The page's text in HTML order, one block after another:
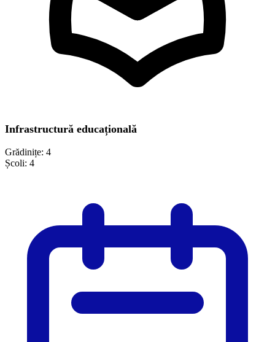
Infrastructură educațională
Grădinițe: 4
Școli: 4